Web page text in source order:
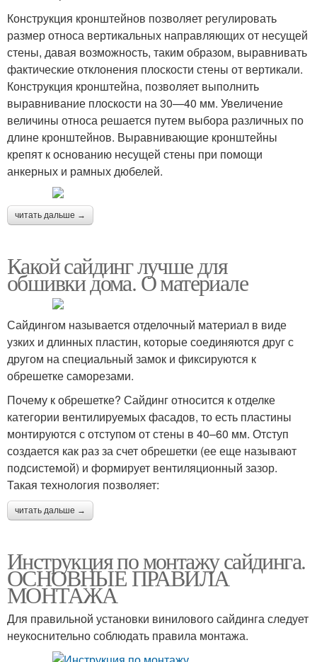
Конструкция кронштейнов позволяет регулировать
размер относа вертикальных направляющих от несущей
стены, давая возможность, таким образом, выравнивать
фактические отклонения плоскости стены от вертикали.
Конструкция кронштейна, позволяет выполнить
выравнивание плоскости на 30—40 мм. Увеличение
величины относа решается путем выбора различных по
длине кронштейнов. Выравнивающие кронштейны
крепят к основанию несущей стены при помощи
анкерных и рамных дюбелей.
читать дальше →
Какой сайдинг лучше для
обшивки дома. О материале
Сайдингом называется отделочный материал в виде
узких и длинных пластин, которые соединяются друг с
другом на специальный замок и фиксируются к
обрешетке саморезами.
Почему к обрешетке? Сайдинг относится к отделке
категории вентилируемых фасадов, то есть пластины
монтируются с отступом от стены в 40–60 мм. Отступ
создается как раз за счет обрешетки (ее еще называют
подсистемой) и формирует вентиляционный зазор.
Такая технология позволяет:
читать дальше →
Инструкция по монтажу сайдинга.
ОСНОВНЫЕ ПРАВИЛА
МОНТАЖА
Для правильной установки винилового сайдинга следует
неукоснительно соблюдать правила монтажа.